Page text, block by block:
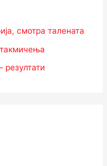
смотра талената